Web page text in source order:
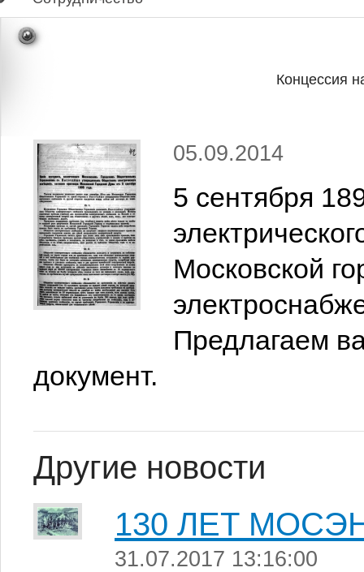
Концессия
05.09.2014
5 сентября
Московской
Предлагаем
документ.
Другие новости
130 ЛЕТ
31.07.2017 13:16:00